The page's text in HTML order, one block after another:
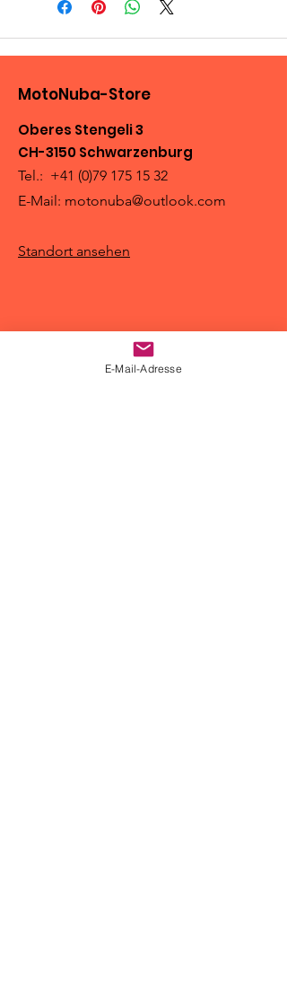
MotoNuba-Store
Oberes Stengeli 3
CH-3150 Schwarzenburg
Tel.: +41 (0)79 175 15 32
E-Mail: motonuba@outlook.com
Standort ansehen
E-Mail-Adresse